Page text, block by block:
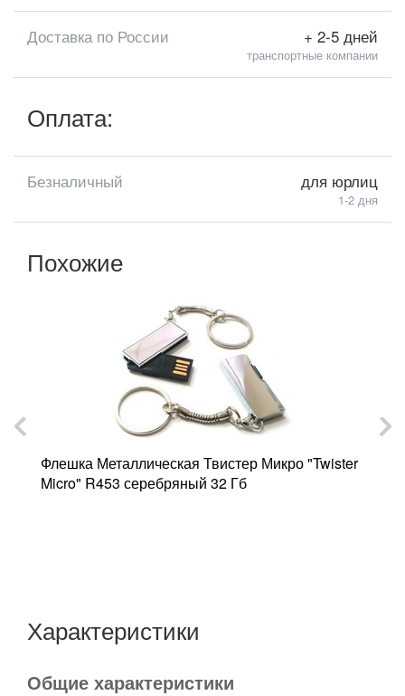
Доставка по России + 2-5 дней
транспортные компании
Оплата:
Безналичный для юрлиц
1-2 дня
Похожие
Флешка Металлическая Твистер Микро "Twister
Micro" R453 серебряный 32 Гб
Характеристики
Общие характеристики